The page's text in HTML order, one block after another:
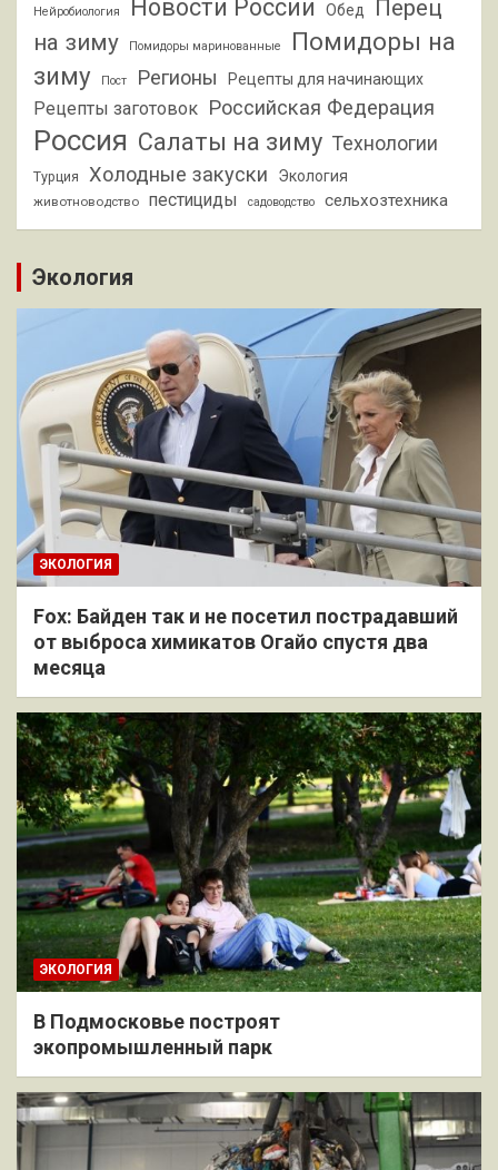
Нейробиология Новости России Обед
Перец
на зиму
Помидоры маринованные
Помидоры на
зиму
Пост Регионы Рецепты для начинающих
Рецепты заготовок Российская Федерация
Россия Салаты на зиму Технологии
Турция Холодные закуски Экология
животноводство пестициды садоводство сельхозтехника
Экология
ЭКОЛОГИЯ
Fox: Байден так и не посетил пострадавший
от выброса химикатов Огайо спустя два
месяца
ЭКОЛОГИЯ
В Подмосковье построят
экопромышленный парк